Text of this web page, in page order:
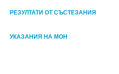
РЕЗУЛТАТИ ОТ СЪСТЕЗАНИЯ
УКАЗАНИЯ НА МОН